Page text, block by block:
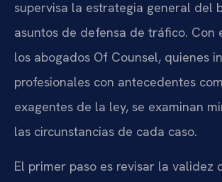
supervisa la estrategia general del
asuntos de defensa de tráfico. Con
los abogados Of Counsel, quienes
profesionales con antecedentes
exagentes de la ley, se examinan
las circunstancias de cada caso.
El primer paso es revisar la validez